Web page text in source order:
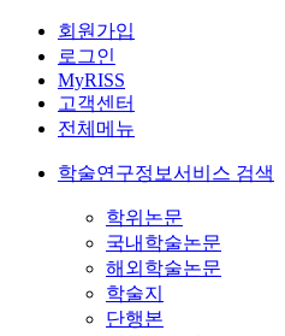
회원가입
로그인
MyRISS
고객센터
전체메뉴
학술연구정보서비스 검색
학위논문
국내학술논문
해외학술논문
학술지
단행본